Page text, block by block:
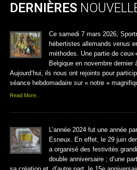
DERNIÈRES
Ce samedi 7 mars 2026,
hébertistes allemands venus
méthodes. Une partie de
Belgique en novembre dernier
Aujourd’hui, ils nous ont rejoints pour
séance hebdomadaire sur « notre »
Read More..
L’année 2024 fut une année
Esneux. En effet, le 29 juin
a organisé des festivités
double anniversaire ; d’une